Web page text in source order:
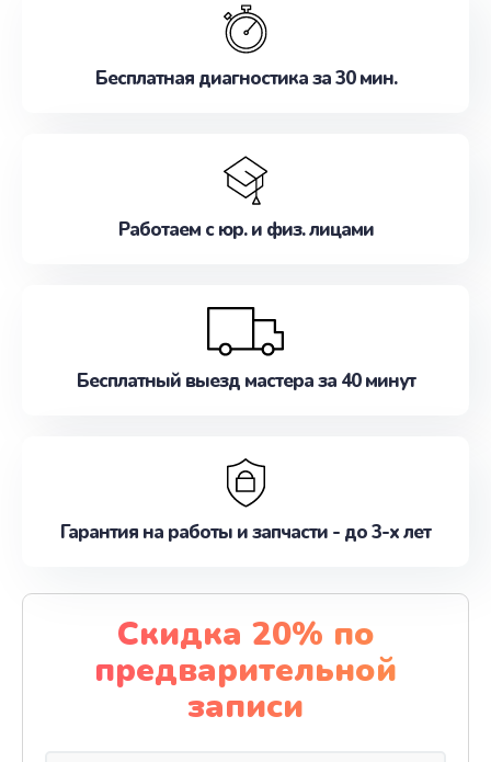
наилучшим образом. Не медлите записаться на
Бесплатная диагностика за 30 мин.
Работаем с юр. и физ. лицами
Бесплатный выезд мастера за 40 минут
Гарантия на работы и запчасти - до 3-х лет
Скидка 20% по
предварительной
записи